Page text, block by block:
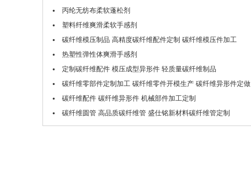
丙纶无纺布柔软蓬松剂
塑料纤维爽滑柔软手感剂
碳纤维模压制品 高精度碳纤维配件定制 碳纤维模压件加工
热塑性弹性体爽滑手感剂
定制碳纤维配件 模压成型异形件 轻质量碳纤维制品
碳纤维零部件定制加工 碳纤维零件开模生产 碳纤维异形件定做
碳纤维配件 碳纤维异形件 机械部件加工定制
碳纤维圆管 高品质碳纤维管 盛仕铭新材料碳纤维管定制